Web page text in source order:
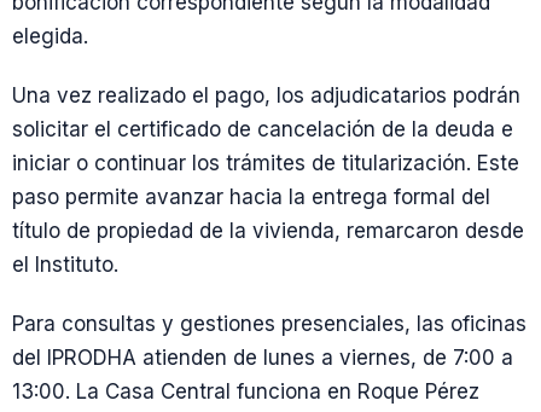
elegida.
Una vez realizado el pago, los adjudicatarios podrán
solicitar el certificado de cancelación de la deuda e
iniciar o continuar los trámites de titularización. Este
paso permite avanzar hacia la entrega formal del
título de propiedad de la vivienda, remarcaron desde
el Instituto.
Para consultas y gestiones presenciales, las oficinas
del IPRODHA atienden de lunes a viernes, de 7:00 a
13:00. La Casa Central funciona en Roque Pérez